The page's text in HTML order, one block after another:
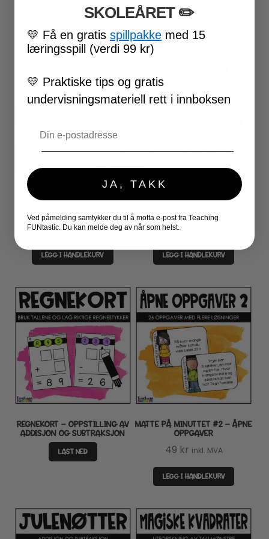
29 kr inkl. MVA
LEGG I HANDLEKURV
ALGEBRAISKE MATTENØTTER
HALLOWEEN
49kr inkl. MVA
LEGG I HANDLEKURV
MATTESPIRALEN 1-4
SAMLEPAKKE
299
LEGG I HANDLEKURV
REGNEKORT – OPPSTILLING AV
ADDISJON OG SUBTRAKSJON
LAST NED
MATTE PÅ MINUTTET #2 – ÅPNE
OPPGAVER
49 kr inkl. MVA
LEGG I HANDLEKURV
SKOLEÅRET​ ✏️
💛 Få en gratis spillpakke med 15
læringsspill (verdi 99 kr)
💛 Praktiske tips og gratis
undervisningsmateriell rett i innboksen
JA, TAKK
Ved påmelding samtykker du til å motta e-post fra Teaching
FUNtastic. Du kan melde deg av når som helst.